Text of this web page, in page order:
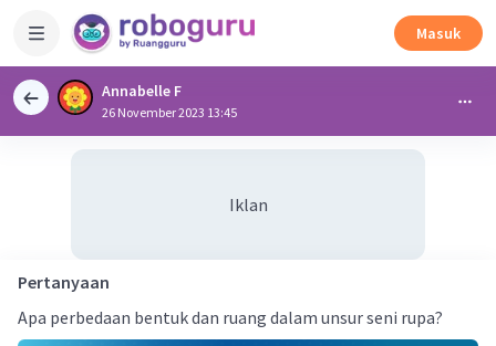
Masuk
Annabelle F
26 November 2023 13:45
Iklan
Pertanyaan
Apa perbedaan bentuk dan ruang dalam unsur seni rupa?